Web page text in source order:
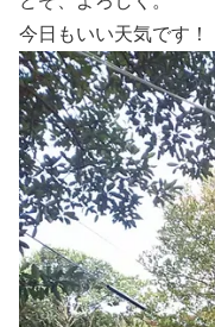
今日もいい天気です！